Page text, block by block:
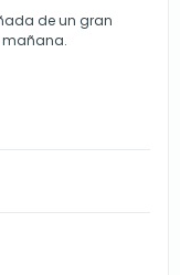
de un gran
mañana.